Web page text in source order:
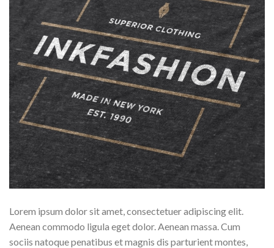
Lorem ipsum dolor sit amet, consectetuer adipiscing elit.
Aenean commodo ligula eget dolor. Aenean massa. Cum
sociis natoque penatibus et magnis dis parturient montes,